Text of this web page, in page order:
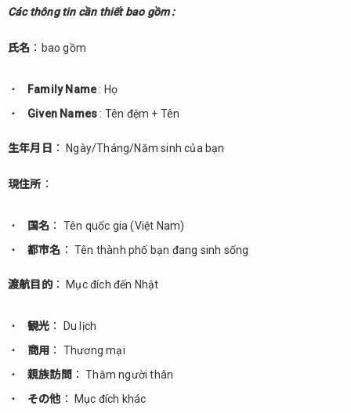
Các thông tin cần thiết bao gồm :
氏名 ：bao gồm
Family Name: Họ
Given Names : Tên đệm + Tên
生年月日 ： Ngày/Tháng/Năm sinh của bạn
現住所 ：
国名 ： Tên quốc gia (Việt Nam)
都市名 ： Tên thành phố bạn đang sinh sống
渡航目的： Mục đích đến Nhật
観光 ： Du lịch
商用 ： Thương mại
親族訪問 ： Thăm người thân
その他： Mục đích khác